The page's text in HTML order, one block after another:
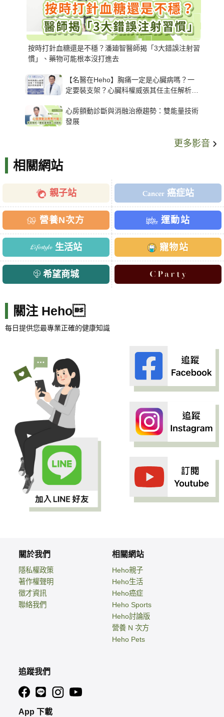
按時打針血糖還是不穩？潘廸智醫師揭「3大錯誤注射習
慣」、藥物可能根本沒打進去
【名醫在Heho】胸痛一定是心臟病嗎？一
定要裝支架？心臟科權威張其任主任解析支
心房顫動診斷與消融治療趨勢：雙能量技術
發展
更多影音
相關網站
親子站 癌症站
營養N次方 運動站
生活站 寵物站
希望商城
關注 Heho
每日提供您最專業正確的健康知識
關於我們
隱私權政策
著作權聲明
徵才資訊
聯絡我們
相關網站
Heho親子
Heho生活
Heho癌症
Heho Sports
Heho討論版
營養 N 次方
Heho Pets
追蹤我們
App 下載